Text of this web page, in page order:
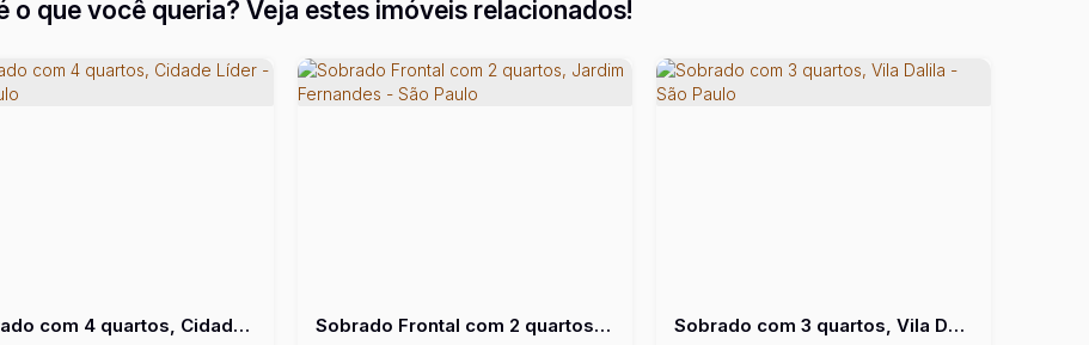
o que você queria? Veja estes imóveis relacionados!
Sobrado com 4 quartos, Cidade Líder - São Paulo Sobrado Frontal com 2 quartos, Jardim Fernandes - São Paulo Sobrado com 3 quartos, Vila Dalila - São Paulo